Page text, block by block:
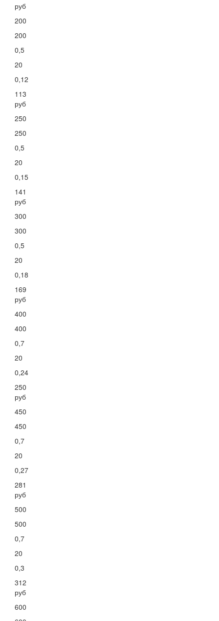
руб
200
200
0,5
20
0,12
113
руб
250
250
0,5
20
0,15
141
руб
300
300
0,5
20
0,18
169
руб
400
400
0,7
20
0,24
250
руб
450
450
0,7
20
0,27
281
руб
500
500
0,7
20
0,3
312
руб
600